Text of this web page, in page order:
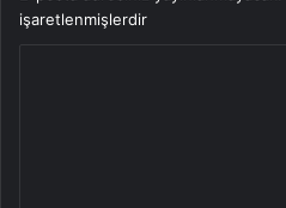
işaretlenmişlerdir